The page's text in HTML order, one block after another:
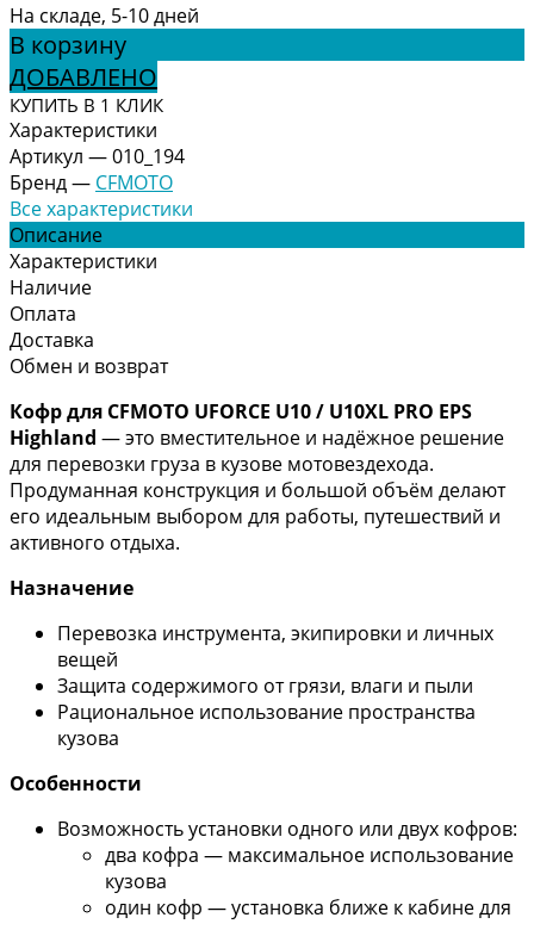
На складе, 5-10 дней
В корзину
ДОБАВЛЕНО
КУПИТЬ В 1 КЛИК
Характеристики
Артикул —010_194
Бренд— CFMOTO
Все характеристики
Описание
Характеристики
Наличие
Оплата
Доставка
Обмен и возврат
Кофр для CFMOTO UFORCE U10 / U10XL PRO EPS
Highland — это вместительное и надёжное решение
для перевозки груза в кузове мотовездехода.
Продуманная конструкция и большой объём делают
его идеальным выбором для работы, путешествий и
активного отдыха.
Назначение
Перевозка инструмента, экипировки и личных
вещей
Защита содержимого от грязи, влаги и пыли
Рациональное использование пространства
кузова
Особенности
Возможность установки одного или двух кофров:
два кофра — максимальное использование
кузова
один кофр — установка ближе к кабине для